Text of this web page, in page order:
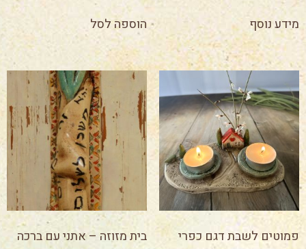
מידע נוסף הוספה לסל
פמוטים לשבת דגם כפרי בית מזוזה – אתני עם ברכה